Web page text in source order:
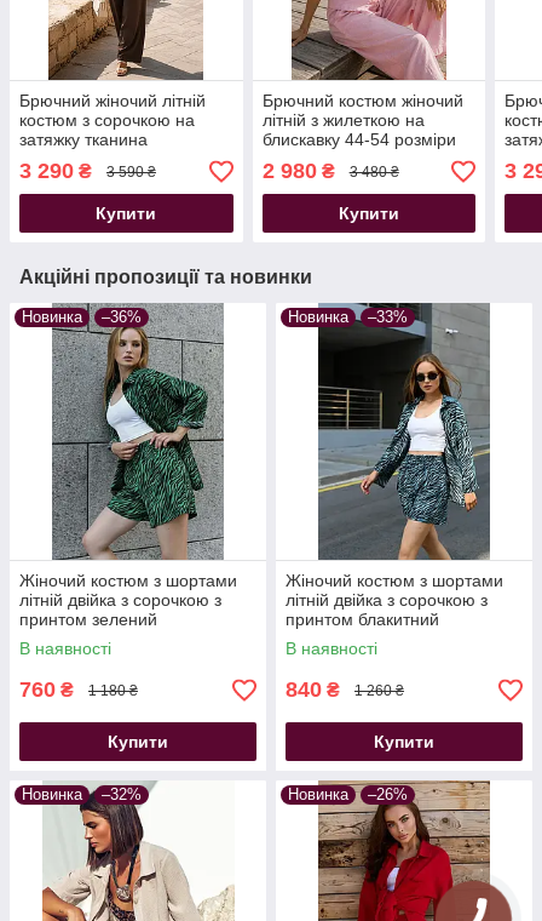
Брючний жіночий літній
костюм з сорочкою на
затяжку тканина
італійський льон
шоколадний 44-54
розміри
3 290 ₴ 3 590 ₴
Купити
Брючний костюм жіночий
літній з жилеткою на
блискавку 44-54 розміри
рожевий
2 980₴ 3 480 ₴
Купити
44-
3
Акційні пропозиції та новинки
Новинка –36%
Жіночий костюм з шортами
літній двійка з сорочкою з
принтом зелений
В наявності
760 ₴ 1 180 ₴
Купити
Новинка –33%
Жіночий костюм з шортами
літній двійка з сорочкою з
принтом блакитний
В наявності
840 ₴ 1 260 ₴
Купити
Новинка –32% Новинка –26%